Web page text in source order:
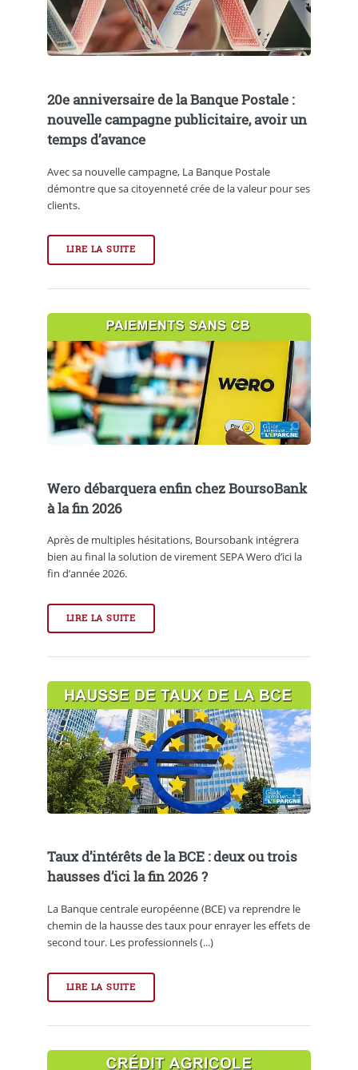
20e anniversaire de la Banque Postale :
nouvelle campagne publicitaire, avoir un
temps d’avance
Avec sa nouvelle campagne, La Banque Postale
démontre que sa citoyenneté crée de la valeur pour ses
clients.
LIRE LA SUITE
Wero débarquera enfin chez BoursoBank
à la fin 2026
Après de multiples hésitations, Boursobank intégrera
bien au final la solution de virement SEPA Wero d’ici la
fin d’année 2026.
LIRE LA SUITE
Taux d’intérêts de la BCE : deux ou trois
hausses d’ici la fin 2026 ?
La Banque centrale européenne (BCE) va reprendre le
chemin de la hausse des taux pour enrayer les effets de
second tour. Les professionnels (...)
LIRE LA SUITE